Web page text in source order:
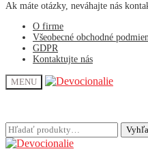
Ak máte otázky, neváhajte nás
O firme
Všeobecné obchodné
GDPR
Kontaktujte nás
MENU
Hľadať:
Hľadať: